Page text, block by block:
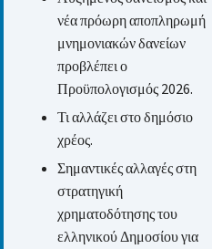
νέα πρόωρη αποπληρωμή
μνημονιακών δανείων
προβλέπει ο
Προϋπολογισμός 2026.
Τι αλλάζει στο δημόσιο
χρέος.
Σημαντικές αλλαγές στη
στρατηγική
χρηματοδότησης του
ελληνικού Δημοσίου για